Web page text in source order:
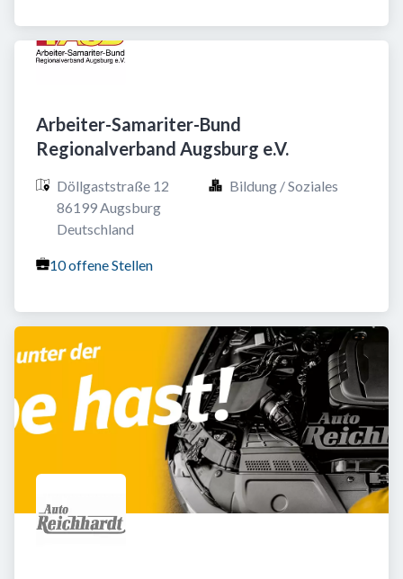
Arbeiter-Samariter-Bund
Regionalverband Augsburg e.V.
Döllgaststraße 12
86199 Augsburg
Deutschland
Bildung / Soziales
10 offene Stellen